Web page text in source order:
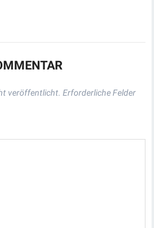
veröffentlicht. Erforderliche Felder